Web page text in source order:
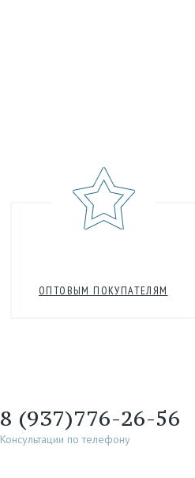
ОПТОВЫМ ПОКУПАТЕЛЯМ
8 (937)776-26-56
Консультации по телефону